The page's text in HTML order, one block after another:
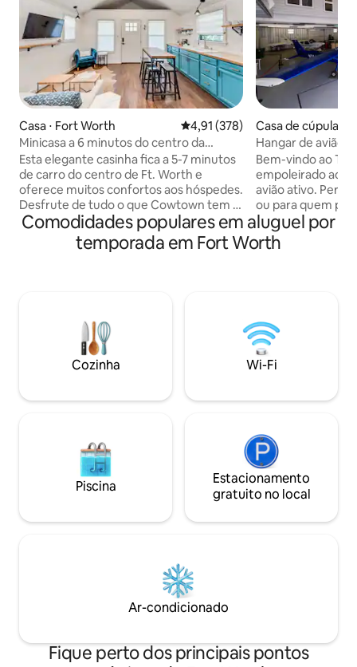
Casa ⋅ Fort Worth 4,91 de uma avaliação média de
4,91 (378)
Minicasa a 6 minutos do centro da
cidade
Esta elegante casinha fica a 5-7 minutos
de carro do centro de Ft. Worth e
oferece muitos confortos aos hóspedes.
Desfrute de tudo o que Cowtown tem a
oferecer com estacionamento gratuito,
espaço de fogueira e itens para fazer
s'mores de cortesia. Adequada para
roupa, para que você possa se sentir em
cheio de personalidade local. Você vai
ouvir música, atividades de rua e até
cavalo!
Casa de cúpula ⋅
Hangar de avião
em Fort Worth!
Bem-vindo ao
empoleirado
avião ativo.
ou para quem
única, esta
oferece espaço,
primeira fila para
para 14 pessoas)
pebolim, hóquei
Varanda com
abaixo Estadia ✔
Comodidades populares em aluguel por
temporada em Fort Worth
Cozinha Wi-Fi
Piscina
Estacionamento
gratuito no local
Ar-condicionado
Fique perto dos principais pontos